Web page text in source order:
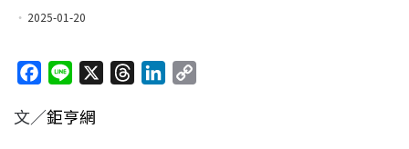
2025-01-20
c
n
文／鉅亨網